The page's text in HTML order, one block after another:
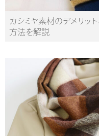
カシミヤ素材のデメリッ
方法を解説